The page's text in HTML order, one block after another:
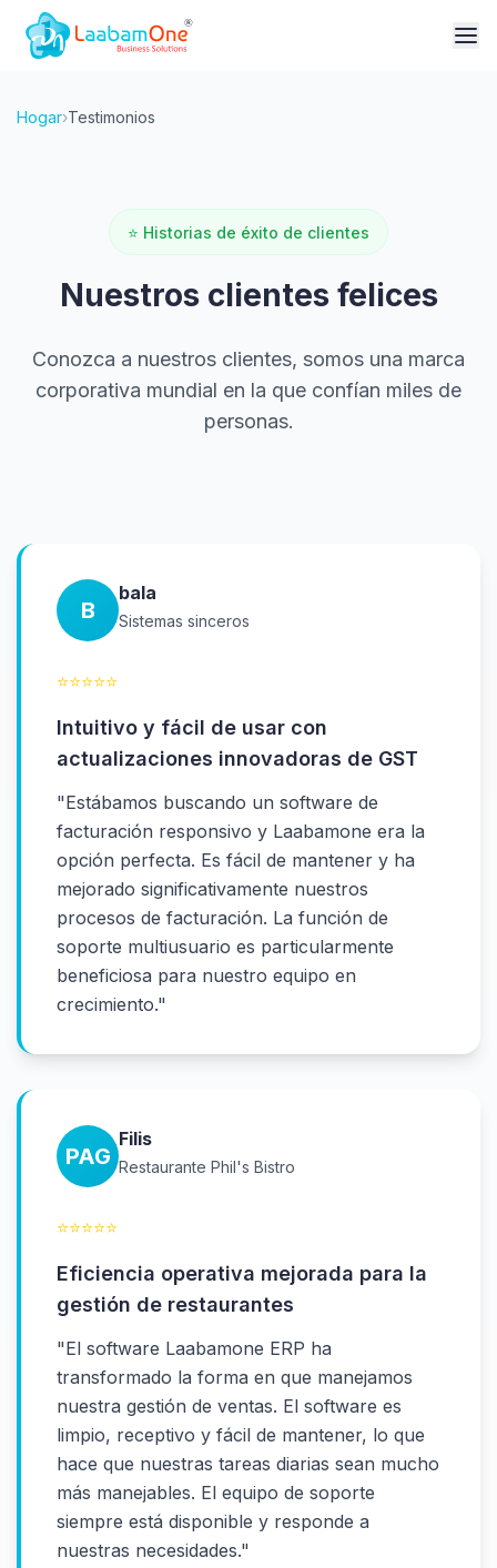
Hogar›Testimonios
⭐ Historias de éxito de clientes
Nuestros clientes felices
Conozca a nuestros clientes, somos una marca
corporativa mundial en la que confían miles de
personas.
B
bala
Sistemas sinceros
⭐⭐⭐⭐⭐
Intuitivo y fácil de usar con
actualizaciones innovadoras de GST
"Estábamos buscando un software de
facturación responsivo y Laabamone era la
opción perfecta. Es fácil de mantener y ha
mejorado significativamente nuestros
procesos de facturación. La función de
soporte multiusuario es particularmente
beneficiosa para nuestro equipo en
crecimiento."
PAG
Filis
Restaurante Phil's Bistro
⭐⭐⭐⭐⭐
Eficiencia operativa mejorada para la
gestión de restaurantes
"El software Laabamone ERP ha
transformado la forma en que manejamos
nuestra gestión de ventas. El software es
limpio, receptivo y fácil de mantener, lo que
hace que nuestras tareas diarias sean mucho
más manejables. El equipo de soporte
siempre está disponible y responde a
nuestras necesidades."